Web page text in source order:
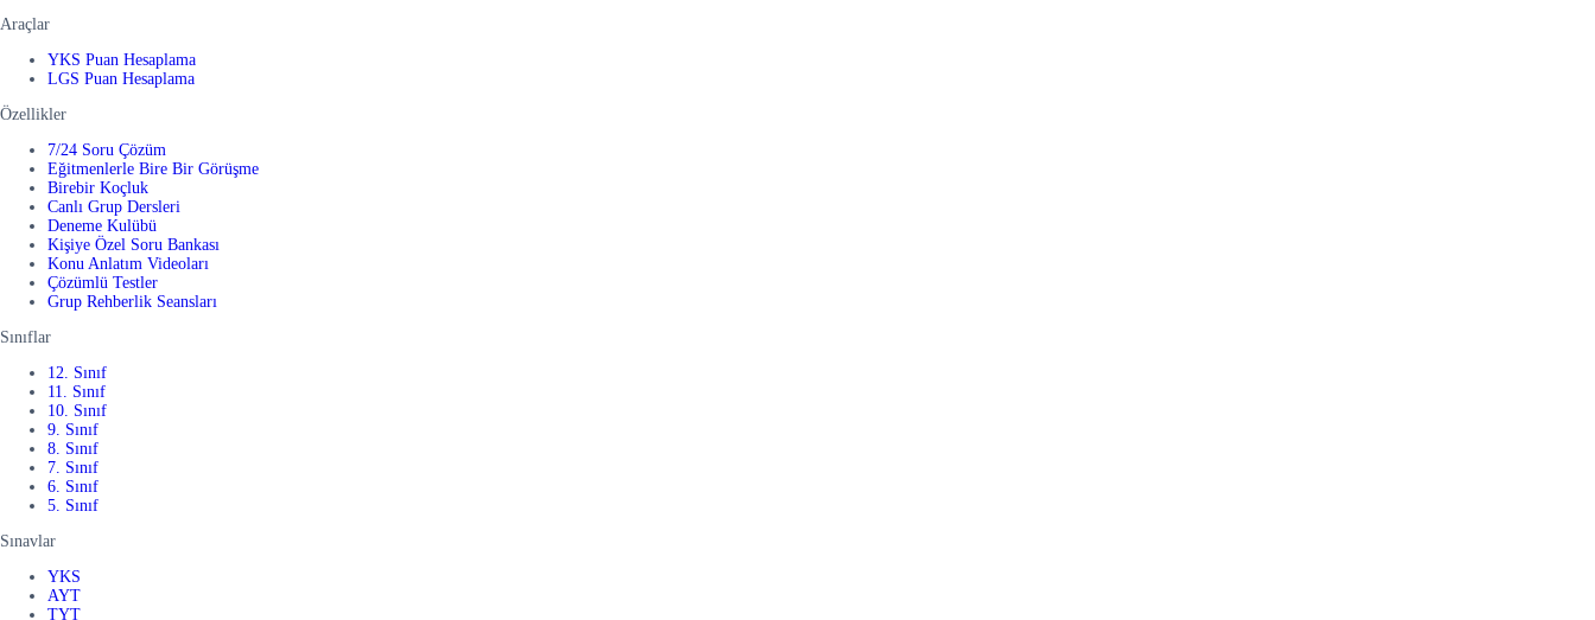
Araçlar
YKS Puan Hesaplama
LGS Puan Hesaplama
Özellikler
7/24 Soru Çözüm
Eğitmenlerle Bire Bir Görüşme
Birebir Koçluk
Canlı Grup Dersleri
Deneme Kulübü
Kişiye Özel Soru Bankası
Konu Anlatım Videoları
Çözümlü Testler
Grup Rehberlik Seansları
Sınıflar
12. Sınıf
11. Sınıf
10. Sınıf
9. Sınıf
8. Sınıf
7. Sınıf
6. Sınıf
5. Sınıf
Sınavlar
YKS
AYT
TYT